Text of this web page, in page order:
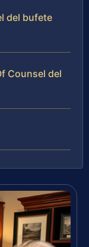
del bufete
Counsel del